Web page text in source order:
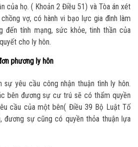
của họ. ( Khoản 2 Điều 51) vàTòa án xét
vợ, có hành vi bạo lực gia đình làm
đến tính mạng, sức khỏe, tinh thần của
cho ly hôn.
phương ly hôn
sự yêu cầu công nhận thuận tình ly hôn.
bên đương sự cư trú sẽ có thẩm quyền
cầu của một bên( Điều 39 Bộ Luật Tố
đương sự cũng có quyền thỏa thuận lựa